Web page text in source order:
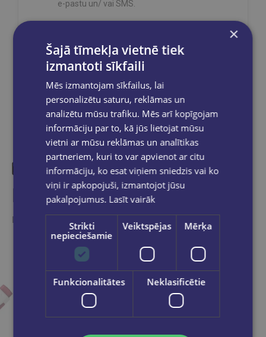
e-pastu un/ vai SMS.
Dalies sociālajos tīklos:
Līdzīgas preces
Ieskaties, varbūt noder
×
Šajā tīmekļa vietnē tiek
izmantoti sīkfaili
Mēs izmantojam sīkfailus, lai
personalizētu saturu, reklāmas un
analizētu mūsu trafiku. Mēs arī kopīgojam
informāciju par to, kā jūs lietojat mūsu
vietni ar mūsu reklāmas un analītikas
partneriem, kuri to var apvienot ar citu
informāciju, ko esat viņiem sniedzis vai ko
viņi ir apkopojuši, izmantojot jūsu
pakalpojumus. Lasīt vairāk
Strikti
nepieciešamie
Veiktspējas Mērķa
Funkcionalitātes Neklasificētie